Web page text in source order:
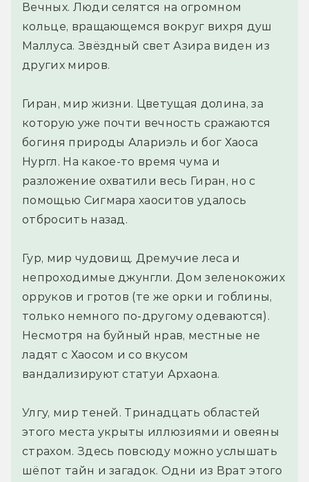
Вечных. Люди селятся на огромном
кольце, вращающемся вокруг вихря душ
Маллуса. Звёздный свет Азира виден из
других миров.
Гиран, мир жизни. Цветущая долина, за
которую уже почти вечность сражаются
богиня природы Алариэль и бог Хаоса
Нургл. На какое-то время чума и
разложение охватили весь Гиран, но с
помощью Сигмара хаоситов удалось
отбросить назад.
Гур, мир чудовищ. Дремучие леса и
непроходимые джунгли. Дом зеленокожих
орруков и гротов (те же орки и гоблины,
только немного по-другому одеваются).
Несмотря на буйный нрав, местные не
ладят с Хаосом и со вкусом
вандализируют статуи Архаона.
Улгу, мир теней. Тринадцать областей
этого места укрыты иллюзиями и овеяны
страхом. Здесь повсюду можно услышать
шёпот тайн и загадок. Одни из Врат этого